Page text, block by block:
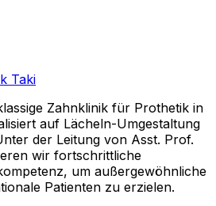
Taki
Zahnklinik für Prothetik in
auf Lächeln-Umgestaltung
der Leitung von Asst. Prof.
wir fortschrittliche
um außergewöhnliche
Patienten zu erzielen.